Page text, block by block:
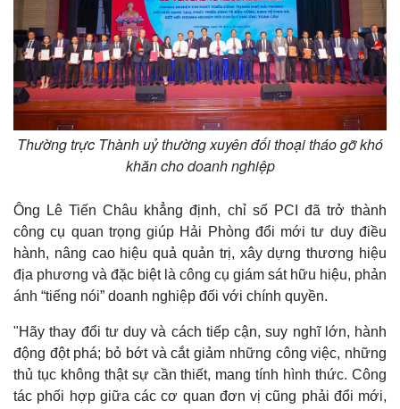
Thường trực Thành uỷ thường xuyên đối thoại tháo gỡ khó
khăn cho doanh nghiệp
Ông Lê Tiến Châu khẳng định, chỉ số PCI đã trở thành
công cụ quan trọng giúp Hải Phòng đổi mới tư duy điều
hành, nâng cao hiệu quả quản trị, xây dựng thương hiệu
địa phương và đặc biệt là công cụ giám sát hữu hiệu, phản
ánh “tiếng nói” doanh nghiệp đối với chính quyền.
"Hãy thay đổi tư duy và cách tiếp cận, suy nghĩ lớn, hành
động đột phá; bỏ bớt và cắt giảm những công việc, những
thủ tục không thật sự cần thiết, mang tính hình thức. Công
tác phối hợp giữa các cơ quan đơn vị cũng phải đổi mới,